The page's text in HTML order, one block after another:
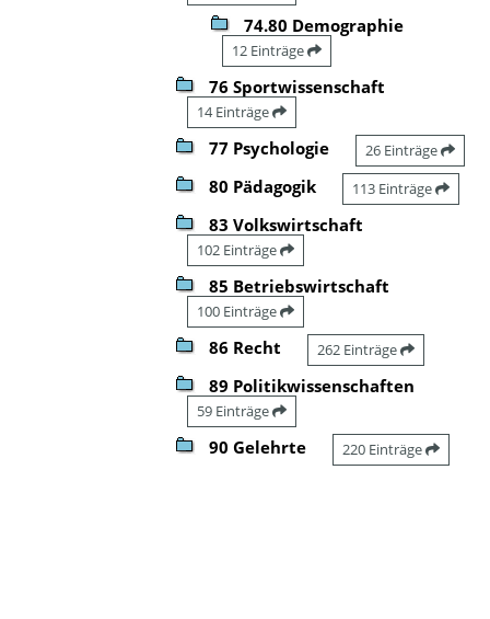
74.80 Demographie
12 Einträge
76 Sportwissenschaft
14 Einträge
77 Psychologie 26 Einträge
80 Pädagogik 113 Einträge
83 Volkswirtschaft
102 Einträge
85 Betriebswirtschaft
100 Einträge
86 Recht 262 Einträge
89 Politikwissenschaften
59 Einträge
90 Gelehrte 220 Einträge